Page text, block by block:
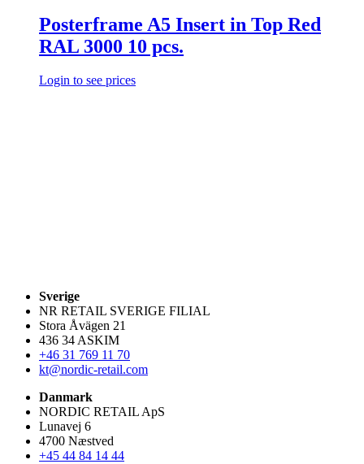
Posterframe A5 Insert in Top Red
RAL 3000 10 pcs.
Login to see prices
Sverige
NR RETAIL SVERIGE FILIAL
Stora Åvägen 21
436 34 ASKIM
+46 31 769 11 70
kt@nordic-retail.com
Danmark
NORDIC RETAIL ApS
Lunavej 6
4700 Næstved
+45 44 84 14 44